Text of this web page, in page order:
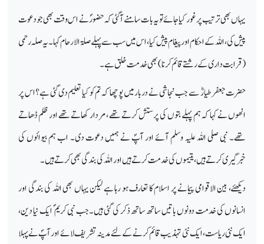
یہاں بھی ترتیب پر غور کیا جائے تو یہ بات سامنے آگئی کہ حضورؐ نے اس وقت بھی جو دعوت
پیش کی، اللہ کے احکام اور پیغام پیش کیا، اس میں سب سے پہلے صلۃ الارحام کہا۔ یہ صلہ رحمی
(قرابت داری کے رشتے قائم کرنا) بھی خدمت خلق ہے۔
حضرت جعفر طیارؓ سے جب نجاشی نے دربار میں پوچھا کہ تم کو کیا تعلیم دی گئی ہے؟ اس پر
انھوں نے کہا کہ ہم پہلے بتوں کی پرستش کرتے تھے ، مردار کھاتے تھے اور ظلم ڈھاتے
تھے۔ نبی صلی اللہ علیہ وسلم آئے اور آپؐ نے ہمیں دعوت دی۔ اب ہم بیوائوں کی
خبرگیری کرتے ہیں، یتیموں کی خدمت کرتے ہیں اور اللہ کی بندگی بھی کرتے ہیں۔
دیکھئے، بین الاقوامی پیمانے پر اسلام کا تعارف ہو رہا ہے لیکن یہاں بھی اللہ کی بندگی اور
انسانوں کی خدمت دونوں باتیں ساتھ ساتھ ذکر کی گئی ہیں۔جب نبی کریم ؐ ایک نیا دین،
ایک نئی ریاست، ایک نئی تہذیب قائم کرنے کے لئے مدینہ تشریف لائے اور آپؐ نے پہلا